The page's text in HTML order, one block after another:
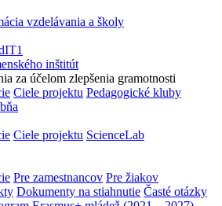
vzdelávania a školy
inštitút
za účelom zlepšenia gramotnosti
Ciele projektu Pedagogické kluby
Ciele projektu ScienceLab
Pre zamestnancov Pre žiakov
Dokumenty na stiahnutie Časté otázky